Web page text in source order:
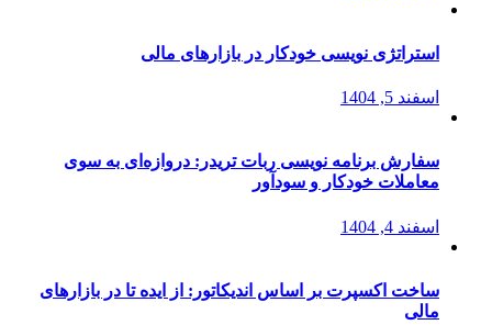
استراتژی‌ نویسی خودکار در بازارهای مالی
اسفند 5, 1404
سفارش برنامه نویسی ربات تریدر: دروازه‌ای به سوی
معاملات خودکار و سودآور
اسفند 4, 1404
ساخت اکسپرت بر اساس اندیکاتور: از ایده تا در بازارهای
مالی